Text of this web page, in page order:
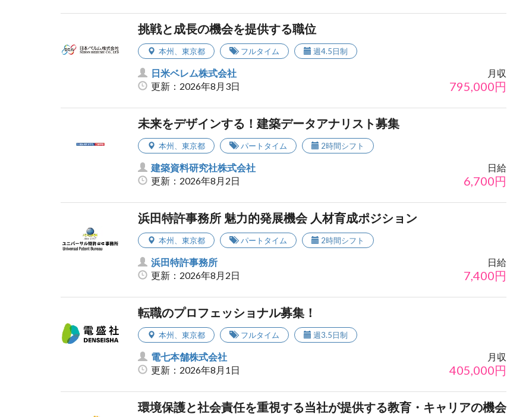
挑戦と成長の機会を提供する職位
本州、 東京都 フルタイム 週4.5日制
日米ベレム株式会社
更新：2026年8月3日
月収
795,000円
未来をデザインする！建築データアナリスト募集
本州、 東京都 パートタイム 2時間シフト
建築資料研究社株式会社
更新：2026年8月2日
日給
6,700円
浜田特許事務所 魅力的発展機会 人材育成ポジション
本州、 東京都 パートタイム 2時間シフト
浜田特許事務所
更新：2026年8月2日
日給
7,400円
転職のプロフェッショナル募集！
本州、 東京都 フルタイム 週3.5日制
電七本舗株式会社
更新：2026年8月1日
月収
405,000円
環境保護と社会責任を重視する当社が提供する教育・キャリアの機会